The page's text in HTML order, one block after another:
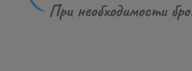
При необходимости